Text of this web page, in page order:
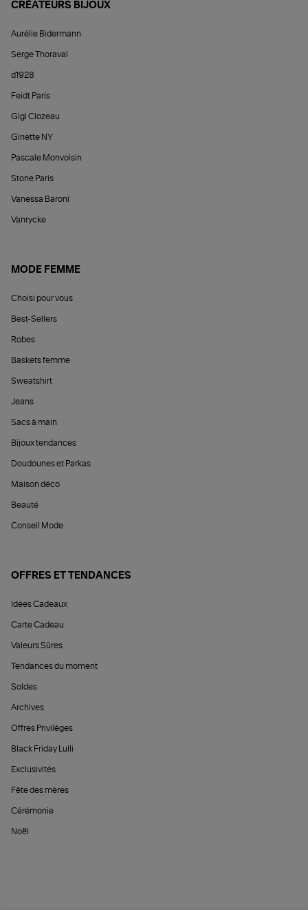
CRÉATEURS BIJOUX
Aurélie Bidermann
Serge Thoraval
d1928
Feidt Paris
Gigi Clozeau
Ginette NY
Pascale Monvoisin
Stone Paris
Vanessa Baroni
Vanrycke
MODE FEMME
Choisi pour vous
Best-Sellers
Robes
Baskets femme
Sweatshirt
Jeans
Sacs à main
Bijoux tendances
Doudounes et Parkas
Maison déco
Beauté
Conseil Mode
OFFRES ET TENDANCES
Idées Cadeaux
Carte Cadeau
Valeurs Sûres
Tendances du moment
Soldes
Archives
Offres Privilèges
Black Friday Lulli
Exclusivités
Fête des mères
Cérémonie
Noël